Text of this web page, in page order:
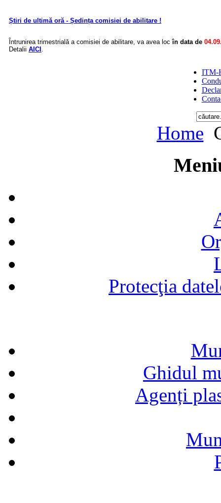
Știri de ultimă oră - Ședința comisiei de abilitare !
Întrunirea trimestrială a comisiei de abilitare, va avea loc în data de
Detalii AICI .
ITM-
Home
Protecţia
Ghidul
Agenți